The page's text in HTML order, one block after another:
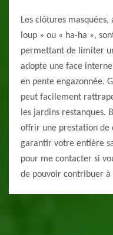
Les clôtures
loup » ou « ha-ha »,
permettant de limiter
adopte une face
en pente engazonnée.
peut facilement
les jardins restanques.
offrir une prestation de
garantir votre entière
pour me contacter si
de pouvoir contribuer à